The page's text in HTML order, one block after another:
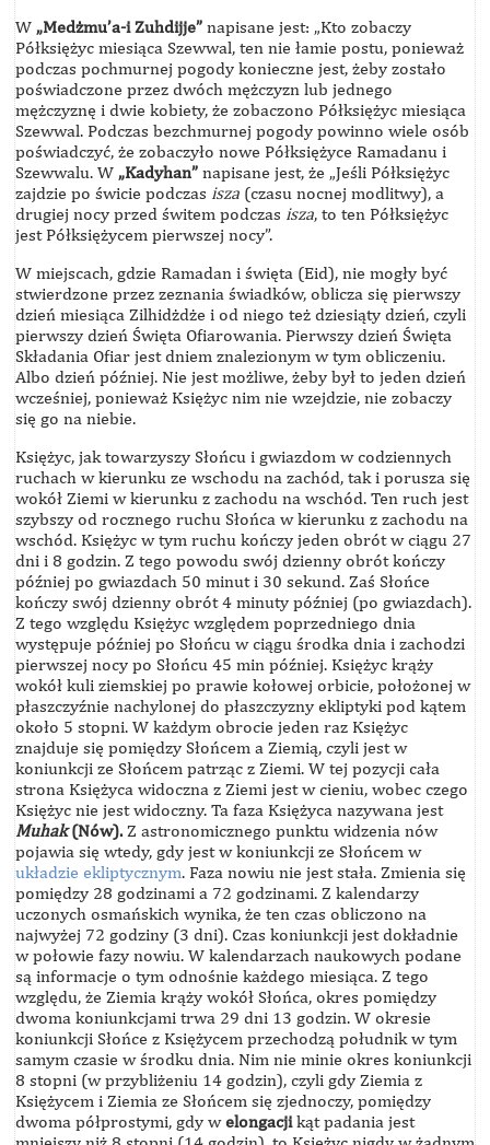
W „Medżmu’a-i Zuhdijje” napisane jest: „Kto zobaczy
Półksiężyc miesiąca Szewwal, ten nie łamie postu, ponieważ
podczas pochmurnej pogody konieczne jest, żeby zostało
poświadczone przez dwóch mężczyzn lub jednego
mężczyznę i dwie kobiety, że zobaczono Półksiężyc miesiąca
Szewwal. Podczas bezchmurnej pogody powinno wiele osób
poświadczyć, że zobaczyło nowe Półksiężyce Ramadanu i
Szewwalu. W „Kadyhan” napisane jest, że „Jeśli Półksiężyc
zajdzie po świcie podczas isza (czasu nocnej modlitwy), a
drugiej nocy przed świtem podczas isza, to ten Półksiężyc
jest Półksiężycem pierwszej nocy”.
W miejscach, gdzie Ramadan i święta (Eid), nie mogły być
stwierdzone przez zeznania świadków, oblicza się pierwszy
dzień miesiąca Zilhidżdże i od niego też dziesiąty dzień, czyli
pierwszy dzień Święta Ofiarowania. Pierwszy dzień Święta
Składania Ofiar jest dniem znalezionym w tym obliczeniu.
Albo dzień później. Nie jest możliwe, żeby był to jeden dzień
wcześniej, ponieważ Księżyc nim nie wzejdzie, nie zobaczy
się go na niebie.
Księżyc, jak towarzyszy Słońcu i gwiazdom w codziennych
ruchach w kierunku ze wschodu na zachód, tak i porusza się
wokół Ziemi w kierunku z zachodu na wschód. Ten ruch jest
szybszy od rocznego ruchu Słońca w kierunku z zachodu na
wschód. Księżyc w tym ruchu kończy jeden obrót w ciągu 27
dni i 8 godzin. Z tego powodu swój dzienny obrót kończy
później po gwiazdach 50 minut i 30 sekund. Zaś Słońce
kończy swój dzienny obrót 4 minuty później (po gwiazdach).
Z tego względu Księżyc względem poprzedniego dnia
występuje później po Słońcu w ciągu środka dnia i zachodzi
pierwszej nocy po Słońcu 45 min później. Księżyc krąży
wokół kuli ziemskiej po prawie kołowej orbicie, położonej w
płaszczyźnie nachylonej do płaszczyzny ekliptyki pod kątem
około 5 stopni. W każdym obrocie jeden raz Księżyc
znajduje się pomiędzy Słońcem a Ziemią, czyli jest w
koniunkcji ze Słońcem patrząc z Ziemi. W tej pozycji cała
strona Księżyca widoczna z Ziemi jest w cieniu, wobec czego
Księżyc nie jest widoczny. Ta faza Księżyca nazywana jest
Muhak(Nów). Z astronomicznego punktu widzenia nów
pojawia się wtedy, gdy jest w koniunkcji ze Słońcem w
układzie ekliptycznym. Faza nowiu nie jest stała. Zmienia się
pomiędzy 28 godzinami a 72 godzinami. Z kalendarzy
uczonych osmańskich wynika, że ten czas obliczono na
najwyżej 72 godziny (3 dni). Czas koniunkcji jest dokładnie
w połowie fazy nowiu. W kalendarzach naukowych podane
są informacje o tym odnośnie każdego miesiąca. Z tego
względu, że Ziemia krąży wokół Słońca, okres pomiędzy
dwoma koniunkcjami trwa 29 dni 13 godzin. W okresie
koniunkcji Słońce z Księżycem przechodzą południk w tym
samym czasie w środku dnia. Nim nie minie okres koniunkcji
8 stopni (w przybliżeniu 14 godzin), czyli gdy Ziemia z
Księżycem i Ziemia ze Słońcem się zjednoczy, pomiędzy
dwoma półprostymi, gdy welongacjikąt padania jest